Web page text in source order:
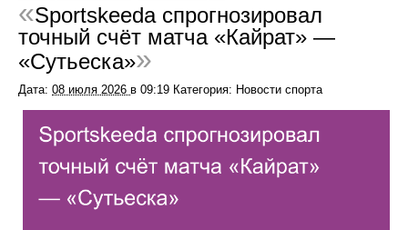
Sportskeeda спрогнозировал
точный счёт матча «Кайрат» —
«Сутьеска»
Дата: 08 июля 2026 в 09:19 Категория: Новости спорта